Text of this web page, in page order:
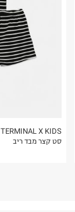
TERMINAL X KIDS
סט קצר מבד ריב